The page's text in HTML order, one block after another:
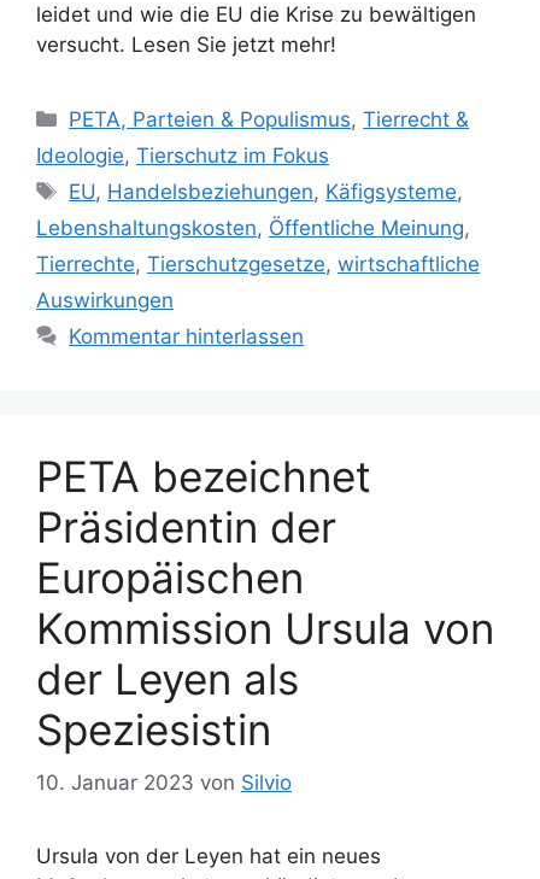
leidet und wie die EU die Krise zu bewältigen
versucht. Lesen Sie jetzt mehr!
K
a
e
g
o
r
i
PETA, Parteien & Populismus,Tierrecht &
Ideologie, Tierschutz im Fokus
S
l
a
g
t
e
r
EU, Handelsbeziehungen, Käfigsysteme,
Lebenshaltungskosten, Öffentliche Meinung,
Tierrechte, Tierschutzgesetze, wirtschaftliche
Auswirkungen
Kommentar hinterlassen
PETA bezeichnet
Präsidentin der
Europäischen
Kommission Ursula von
der Leyen als
Speziesistin
10. Januar 2023 von Silvio
Ursula von der Leyen hat ein neues